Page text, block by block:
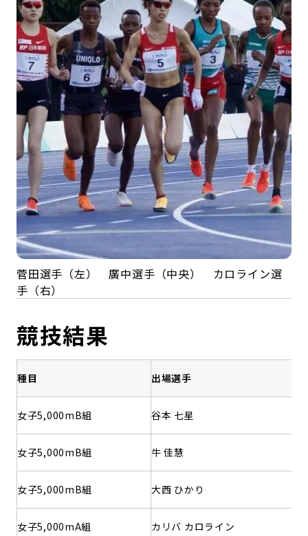
菅田選手（左） 廣中選手（中央） カロライン選
手（右）
競技結果
種目 出場選手
女子5,000mB組 谷本 七星
女子5,000mB組 牛 佳慧
女子5,000mB組 大西 ひかり
女子5,000mA組 カリバ カロライン